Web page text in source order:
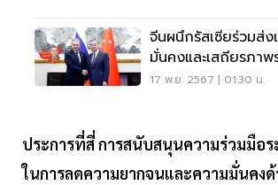
จีนผนึกรัสเซียร่วมส่ง
มั่นคงและเสถียรภาพ
17 พ.ย. 2567 | 01:30 น.
ประการที่สี่ การสนับสนุนความร่วมมือร
ในการลดความยากจนและความมั่นคง